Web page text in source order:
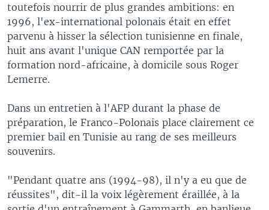
toutefois nourrir de plus grandes ambitions: en
1996, l'ex-international polonais était en effet
parvenu à hisser la sélection tunisienne en finale,
huit ans avant l'unique CAN remportée par la
formation nord-africaine, à domicile sous Roger
Lemerre.
Dans un entretien à l'AFP durant la phase de
préparation, le Franco-Polonais place clairement ce
premier bail en Tunisie au rang de ses meilleurs
souvenirs.
"Pendant quatre ans (1994-98), il n'y a eu que de
réussites", dit-il la voix légèrement éraillée, à la